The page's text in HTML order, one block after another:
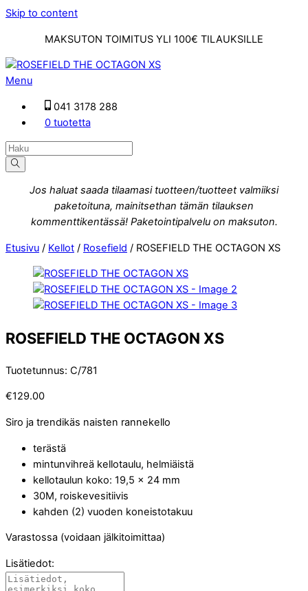
Skip to content
MAKSUTON TOIMITUS YLI 100€ TILAUKSILLE
Menu
041 3178 288
0 tuotetta
Jos haluat saada tilaamasi tuotteen/tuotteet valmiiksi
paketoituna, mainitsethan tämän tilauksen
kommenttikentässä! Paketointipalvelu on maksuton.
Etusivu / Kellot / Rosefield / ROSEFIELD THE OCTAGON XS
ROSEFIELD THE OCTAGON XS
Tuotetunnus: C/781
€129.00
Siro ja trendikäs naisten rannekello
terästä
mintunvihreä kellotaulu, helmiäistä
kellotaulun koko: 19,5 x 24 mm
30M, roiskevesitiivis
kahden (2) vuoden koneistotakuu
Varastossa (voidaan jälkitoimittaa)
Lisätiedot: